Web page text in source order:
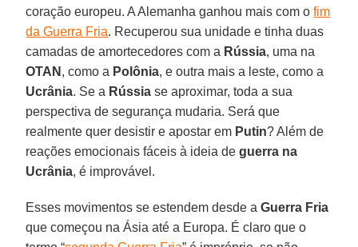
coração europeu. A Alemanha ganhou mais com ofim
da Guerra Fria. Recuperou sua unidade e tinha duas
camadas de amortecedores com a Rússia, uma na
OTAN , como a Polônia, e outra mais a leste, como a
Ucrânia. Se a Rússia se aproximar, toda a sua
perspectiva de segurança mudaria. Será que
realmente quer desistir e apostar em Putin? Além de
reações emocionais fáceis à ideia deguerra na
Ucrânia, é improvável.
Esses movimentos se estendem desde aGuerra Fria
que começou na Ásia até a Europa. É claro que o